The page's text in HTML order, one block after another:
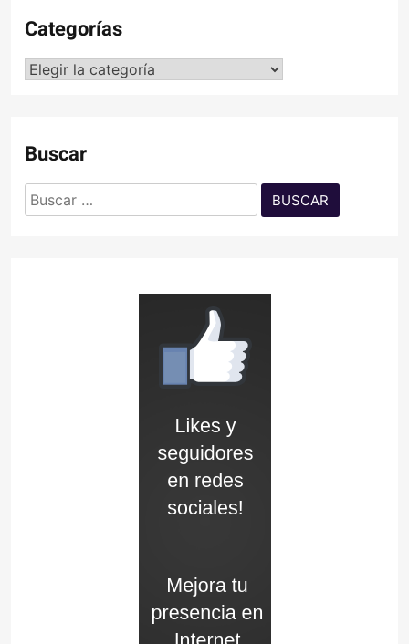
Categorías
Categorías
Buscar
Buscar: